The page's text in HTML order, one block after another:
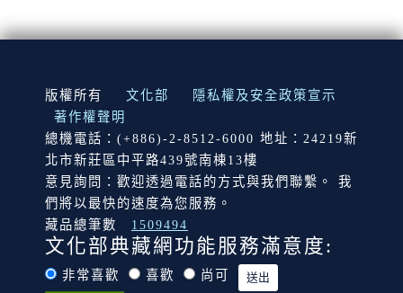
:::
版權所有 文化部
隱私權及安全政策宣示
著作權聲明
總機電話：(+886)-2-8512-6000 地址：24219新
北市新莊區中平路439號南棟13樓
意見詢問：歡迎透過電話的方式與我們聯繫。 我
們將以最快的速度為您服務。
藏品總筆數
1509494
文化部典藏網功能服務滿意度:
非常喜歡 喜歡 尚可